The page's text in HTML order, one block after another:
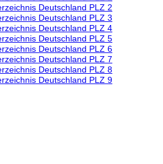
Deutschland PLZ 2
Deutschland PLZ 3
Deutschland PLZ 4
Deutschland PLZ 5
Deutschland PLZ 6
Deutschland PLZ 7
Deutschland PLZ 8
Deutschland PLZ 9